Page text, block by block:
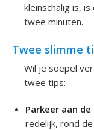
kleinschalig is,
twee minuten.
Twee slimme
Wil je soepel
twee tips:
Parkeer aan
redelijk, rond